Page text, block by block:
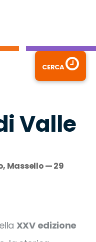
CERCA
Valle
Massello — 29
XXV edizione